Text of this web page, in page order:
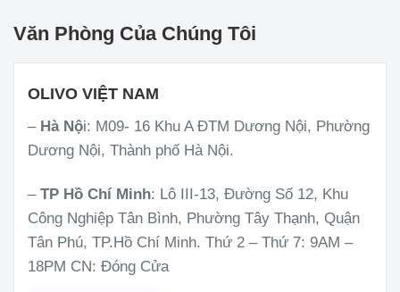
Văn Phòng Của Chúng Tôi
OLIVO VIỆT NAM
– Hà Nội: M09- 16 Khu A ĐTM Dương Nội, Phường
Dương Nội, Thành phố Hà Nội.
– TP Hồ Chí Minh: Lô III-13, Đường Số 12, Khu
Công Nghiệp Tân Bình, Phường Tây Thạnh, Quận
Tân Phú, TP.Hồ Chí Minh. Thứ 2 – Thứ 7: 9AM –
18PM CN: Đóng Cửa